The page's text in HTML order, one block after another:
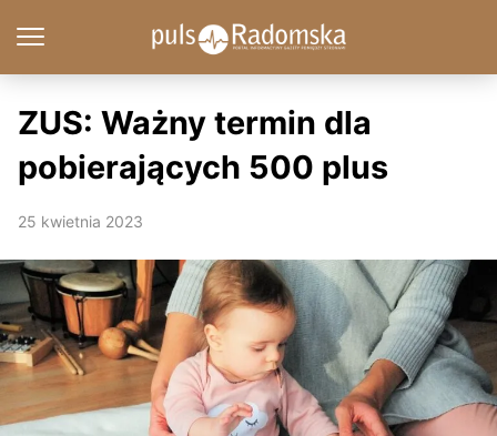
ZUS: Ważny termin dla
pobierających 500 plus
25 kwietnia 2023